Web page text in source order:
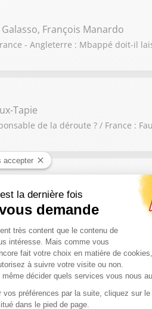
François Manardo
- Angleterre : Mbappé doit-il
Tapie
de la déroute ? / France :
à Dallas : Qui est responsable ? /
Michaux-Tapie
- Espagne : L’Espagne